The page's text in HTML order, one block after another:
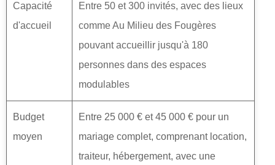
Capacité
d'accueil
Entre 50 et 300 invités, avec des lieux
comme Au Milieu des Fougères
pouvant accueillir jusqu'à 180
personnes dans des espaces
modulables
Budget
moyen
Entre 25 000 € et 45 000 € pour un
mariage complet, comprenant location,
traiteur, hébergement, avec une